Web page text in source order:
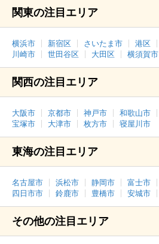
関東の注目エリア
横浜市 新宿区 さいたま市 港区
川崎市
世田谷区 大田区 横須賀市
関西の注目エリア
大阪市 京都市 神戸市 和歌山市
宝塚市
大津市 枚方市 寝屋川市
東海の注目エリア
名古屋市 浜松市 静岡市 富士市
四日市市
鈴鹿市 豊橋市 安城市
その他の注目エリア